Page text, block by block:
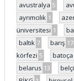
avustralya 5
ayrımcılık 1
üniversitesi 1
baltık 7 barış
körfezi 5 batoça
belarus 13